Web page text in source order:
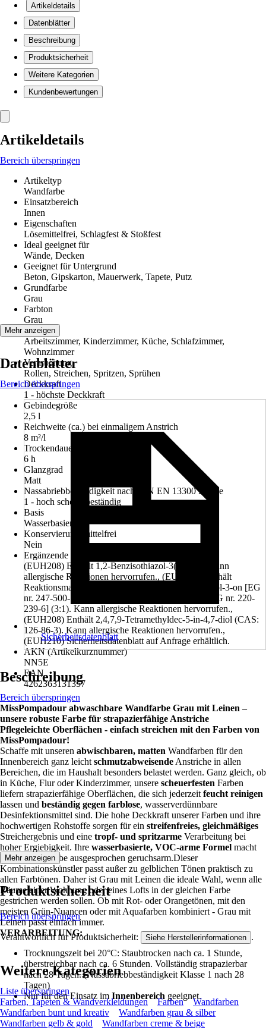
Artikeldetails
Datenblätter
Beschreibung
Produktsicherheit
Weitere Kategorien
Kundenbewertungen
Artikeldetails
Bereich überspringen
Artikeltyp
Wandfarbe
Einsatzbereich
Innen
Eigenschaften
Lösemittelfrei, Schlagfest & Stoßfest
Ideal geeignet für
Wände, Decken
Geeignet für Untergrund
Beton, Gipskarton, Mauerwerk, Tapete, Putz
Grundfarbe
Grau
Farbton
Grau
Räume
Arbeitszimmer, Kinderzimmer, Küche, Schlafzimmer,
Wohnzimmer
Verarbeitung
Rollen, Streichen, Spritzen, Sprühen
Deckkraft
1 - höchste Deckkraft
Gebindegröße
2,5 l
Reichweite (ca.) bei einmaligem Anstrich
8 m²/l
Trockendauer ca.
6 h
Glanzgrad
Matt
Nassabriebbeständigkeit nach DIN EN 13300 Klasse
1 - hoch scheuerbeständig
Basis
Wasserbasierend
Konservierungsmittelfrei
Nein
Ergänzende Gefahrenmerkmale (EUH-Sätze)
(EUH208) Enthält 1,2-Benzisothiazol-3(2H)-on. Kann
allergische Reaktionen hervorrufen., (EUH208) Enthält
Reaktionsmasse aus: 5-Chlor-2-methyl-2H-isothiazol-3-on [EG
nr. 247-500-7] und 2-Methyl-2H-isothiazol-3-on [EG nr. 220-
239-6] (3:1). Kann allergische Reaktionen hervorrufen.,
(EUH208) Enthält 2,4,7,9-Tetramethyldec-5-in-4,7-diol (CAS:
126-86-3). Kann allergische Reaktionen hervorrufen.,
(EUH210) Sicherheitsdatenblatt auf Anfrage erhältlich.
AKN (Artikelkurznummer)
NN5E
EAN
4262363131357
Mehr anzeigen
Datenblätter
Bereich überspringen
Sicherheitsdatenblatt
Beschreibung
Bereich überspringen
MissPompadour abwaschbare Wandfarbe Grau mit Leinen –
unsere robuste Farbe für strapazierfähige Anstriche
Pflegeleichte Oberflächen - einfach streichen mit den Farben von
MissPompadour!
Schaffe mit unseren abwischbaren, matten Wandfarben für den
Innenbereich ganz leicht schmutzabweisende Anstriche in allen
Bereichen, die im Haushalt besonders belastet werden. Ganz gleich, ob
in Küche, Flur oder Kinderzimmer, unsere scheuerfesten Farben
liefern strapazierfähige Oberflächen, die sich jederzeit feucht reinigen
lassen und beständig gegen farblose, wasserverdünnbare
Desinfektionsmittel sind. Die hohe Deckkraft unserer Farben und ihre
hochwertigen Rohstoffe sorgen für ein streifenfreies, gleichmäßiges
Streichergebnis und eine tropf- und spritzarme Verarbeitung bei
hoher Ergiebigkeit. Ihre wasserbasierte, VOC-arme Formel macht
unsere Wandfarbe ausgesprochen geruchsarm.Dieser
Kombinationskünstler passt außer zu gelblichen Tönen praktisch zu
allen Farbtönen. Daher ist Grau mit Leinen die ideale Wahl, wenn alle
Räume einer Wohnung oder eines Lofts in der gleichen Farbe
gestrichen werden sollen. Ob mit Rot- oder Orangetönen, mit den
meisten Grün-Nuancen oder mit Aquafarben kombiniert - Grau mit
Leinen passt einfach immer.
VERARBEITUNG:
Trocknungszeit bei 20°C: Staubtrocken nach ca. 1 Stunde,
überstreichbar nach ca. 6 Stunden. Vollständig strapazierbar
nach 28 Tagen. (Nassabriebbeständigkeit Klasse 1 nach 28
Tagen)
Nur für den Einsatz im Innenbereich geeignet.
Mehr anzeigen
Produktsicherheit
Bereich überspringen
Verantwortlich für Produktsicherheit: Siehe Herstellerinformationen .
Weitere Kategorien
Liste überspringen
Farben, Tapeten & Wandverkleidungen
Farben
Wandfarben
Wandfarben bunt und kreativ
Wandfarben grau & silber
Wandfarben gelb & gold
Wandfarben creme & beige